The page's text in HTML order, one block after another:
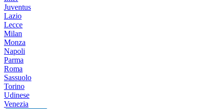
Juventus
Lazio
Lecce
Milan
Monza
Napoli
Parma
Roma
Sassuolo
Torino
Udinese
Venezia